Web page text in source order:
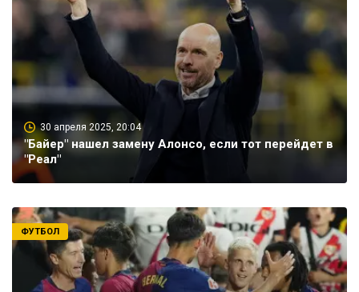
30 апреля 2025, 20:04
"Байер" нашел замену Алонсо, если тот перейдет в
"Реал"
ФУТБОЛ